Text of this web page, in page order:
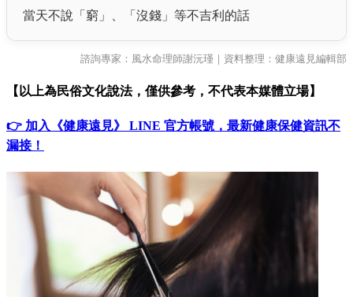
當天不說「窮」、「沒錢」等不吉利的話
諮詢專家：風水命理師謝沅瑾｜資料整理：健康遠見編輯部
【以上為民俗文化說法，僅供參考，不代表本媒體立場】
👉 加入《健康遠見》 LINE 官方帳號，最新健康保健資訊不
漏接！